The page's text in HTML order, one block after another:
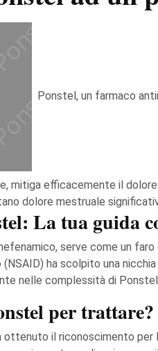
Ponstel, un farmaco
mitiga efficacemente il
dolore mestruale
La tua guida
serve come un
ha scolpito una
nelle complessità di
per trattare?
il riconoscimento